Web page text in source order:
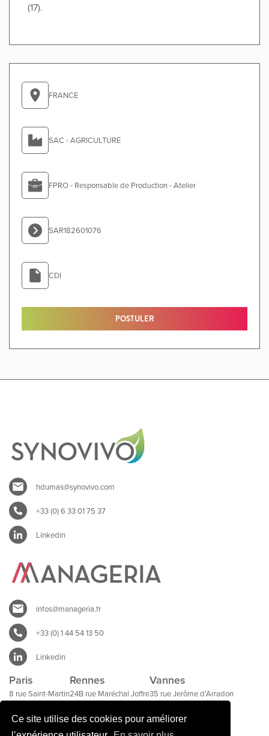
Ce site utilise des cookies pour améliorer
(17).
FRANCE
SAC - AGRICULTURE
FPRO - Responsable de Production - Atelier
SAR182601076
CDI
POSTULER
hdumas@synovivo.com
+33 (0) 6 33 01 75 37
Linkedin
infos@manageria.fr
+33 (0) 1 44 54 13 50
Linkedin
Paris
8 rue Saint-Martin
75004 Paris
Rennes
24B rue Maréchal Joffre
35000 Rennes
Vannes
35 rue Jerôme d'Arradon
56000 Vannes